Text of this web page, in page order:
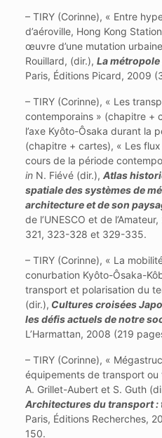
– TIRY (Corinne), « Entre
d’aéroville, Hong Kong
œuvre d’une mutation
Rouillard, (dir.), La
Paris, Éditions Picard, 2009
– TIRY (Corinne), « Les
contemporains » (chapitre +
l’axe Kyôto-Ôsaka durant la
(chapitre + cartes), « Les
cours de la période
inN. Fiévé (dir.), Atlas
spatiale des systèmes de
architecture et de son
de l’UNESCO et de
321, 323-328 et 329-335.
– TIRY (Corinne), « La
conurbation Kyôto-Ôsaka-
transport et polarisation du
(dir.), Cultures croisées
les défis actuels de notre
L’Harmattan, 2008 (219
– TIRY (Corinne), «
équipements de transport ou
A. Grillet-Aubert et S. Guth
Architectures du transport
Paris, Éditions Recherches,
150.